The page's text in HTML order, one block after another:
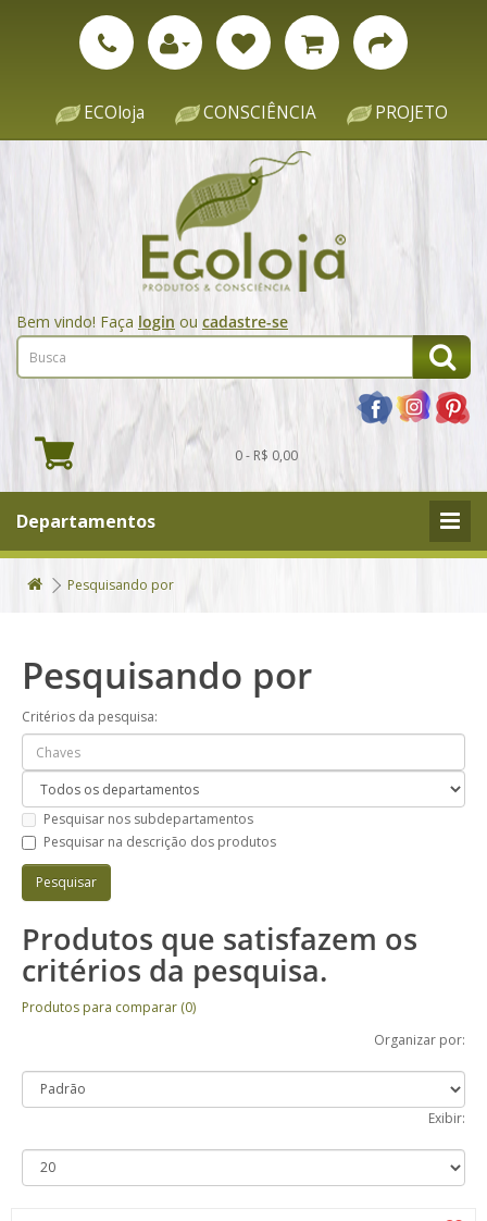
ECOloja CONSCIÊNCIA PROJETO
Bem vindo! Faça login ou cadastre-se
0 - R$ 0,00
Departamentos
Pesquisando por
Pesquisando por
Critérios da pesquisa:
Pesquisar nos subdepartamentos
Pesquisar na descrição dos produtos
Produtos que satisfazem os
critérios da pesquisa.
Produtos para comparar (0)
Organizar por:
Exibir: